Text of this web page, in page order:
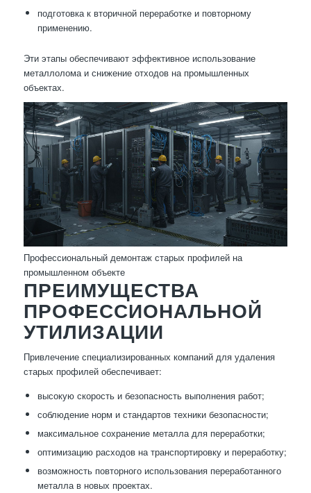
подготовка к вторичной переработке и повторному
применению.
Эти этапы обеспечивают эффективное использование
металлолома и снижение отходов на промышленных
объектах.
Профессиональный демонтаж старых профилей на
промышленном объекте
ПРЕИМУЩЕСТВА
ПРОФЕССИОНАЛЬНОЙ
УТИЛИЗАЦИИ
Привлечение специализированных компаний для удаления
старых профилей обеспечивает:
высокую скорость и безопасность выполнения работ;
соблюдение норм и стандартов техники безопасности;
максимальное сохранение металла для переработки;
оптимизацию расходов на транспортировку и переработку;
возможность повторного использования переработанного
металла в новых проектах.